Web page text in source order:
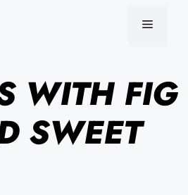
MENU
WITH FIG
SWEET